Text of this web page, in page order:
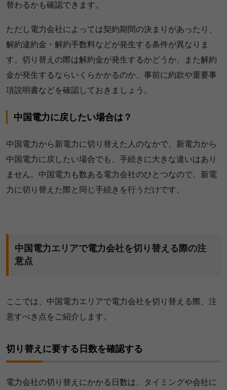
替わるかも確認できます。
ただし電力会社によっては契約期間の決まりがあったり、
解約違約金・解約手数料などが発生する条件が異なりま
す。切り替えの際は解約金が発生するかどうか、また解約
金が発生するならいくらかかるのか、事前に約款や重要事
項説明書などを確認しておきましょう。
中国電力に戻したい場合は？
中国電力から新電力に切り替えた人のなかで、新電力から
中国電力に戻したい場合でも、手続きに大きな違いはあり
ません。中国電力も数ある電力会社のひとつなので、新電
力に切り替えた際と同じ手続きを行うだけです。
中国電力エリアで電力会社を切り替える際の注
意点
ここでは、中国電力エリアで電力会社を切り替える際、注
意すべき点をご紹介します。
切り替えに要する日数を確認する
電力会社の切り替えにかかる日数は、タイミングや会社に